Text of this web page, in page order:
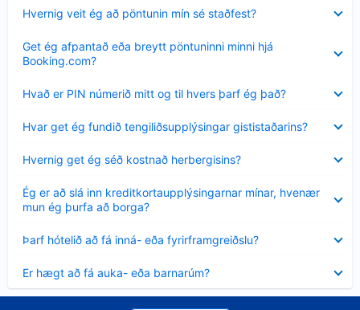
Hvernig veit ég að pöntunin mín sé staðfest?
sýnt
Get ég afpantað eða breytt pöntuninni minni hjá
Booking.com?
sýnt
Hvað er PIN númerið mitt og til hvers þarf ég það?
sýnt
Hvar get ég fundið tengiliðsupplýsingar gististaðarins?
sýnt
Hvernig get ég séð kostnað herbergisins?
sýnt
Ég er að slá inn kreditkortaupplýsingarnar mínar, hvenær
mun ég þurfa að borga?
Minna
sýnt
Þarf hótelið að fá inná- eða fyrirframgreiðslu?
sýnt
Er hægt að fá auka- eða barnarúm?
sýnt